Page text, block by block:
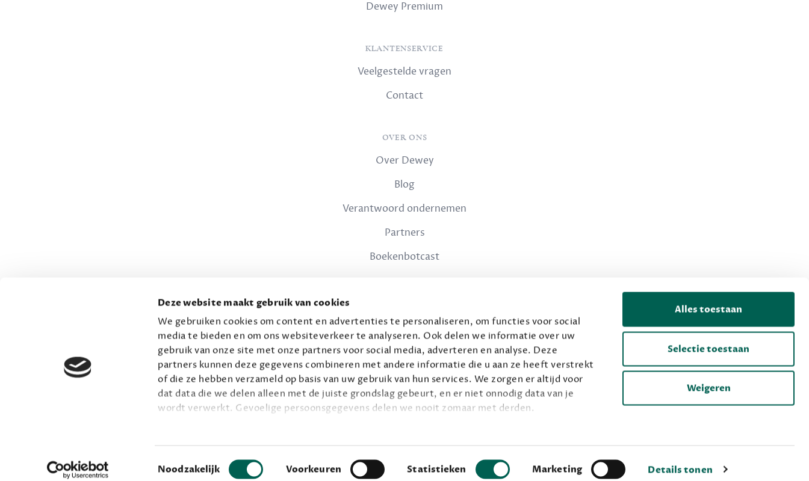
Deze website maakt gebruik van cookies
We gebruiken cookies om content en advertenties te personaliseren, om functies voor social
media te bieden en om ons websiteverkeer te analyseren. Ook delen we informatie over uw
gebruik van onze site met onze partners voor social media, adverteren en analyse. Deze
partners kunnen deze gegevens combineren met andere informatie die u aan ze heeft verstrekt
of die ze hebben verzameld op basis van uw gebruik van hun services. We zorgen er altijd voor
dat data die we delen alleen met de juiste grondslag gebeurt, en er niet onnodig data van je
wordt verwerkt. Gevoelige persoonsgegevens delen we nooit zomaar met derden.
Toestemmingsselectie
Noodzakelijk Voorkeuren Statistieken Marketing Details tonen
Alles toestaan
Selectie toestaan
Weigeren
Dewey Premium
KLANTENSERVICE
Veelgestelde vragen
Contact
OVER ONS
Over Dewey
Blog
Verantwoord ondernemen
Partners
Boekenbotcast
Privacy
Voorwaarden
© 2026 Connaisseur B.V.